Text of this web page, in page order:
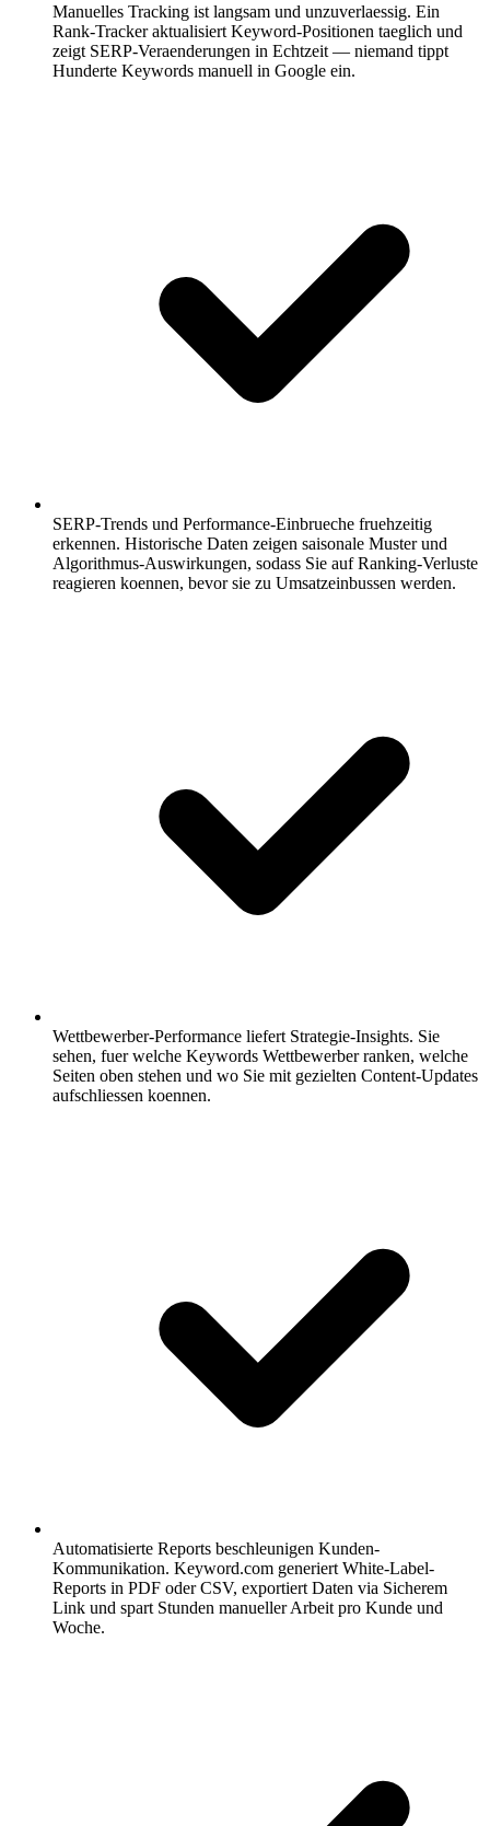
Manuelles Tracking ist langsam und unzuverlaessig. Ein
Rank-Tracker aktualisiert Keyword-Positionen taeglich und
zeigt SERP-Veraenderungen in Echtzeit — niemand tippt
Hunderte Keywords manuell in Google ein.
SERP-Trends und Performance-Einbrueche fruehzeitig
erkennen. Historische Daten zeigen saisonale Muster und
Algorithmus-Auswirkungen, sodass Sie auf Ranking-Verluste
reagieren koennen, bevor sie zu Umsatzeinbussen werden.
Wettbewerber-Performance liefert Strategie-Insights. Sie
sehen, fuer welche Keywords Wettbewerber ranken, welche
Seiten oben stehen und wo Sie mit gezielten Content-Updates
aufschliessen koennen.
Automatisierte Reports beschleunigen Kunden-
Kommunikation. Keyword.com generiert White-Label-
Reports in PDF oder CSV, exportiert Daten via Sicherem
Link und spart Stunden manueller Arbeit pro Kunde und
Woche.